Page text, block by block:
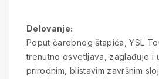
Delovanje:
Poput čarobnog štapića, YSL
trenutno osvetljava, zaglađuje i
prirodnim, blistavim završnim